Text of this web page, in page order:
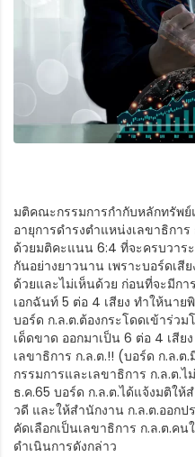
มติคณะกรรมการกำกับหลักทรัพ
อายุการดำรงตำแหน่งเลขาธิกา
ด้วยมติคะแนน 6:4 ที่จะครบวาร
กันอย่างยาวนาน เพราะบอร์ดเสี
ด้วยและไม่เห็นด้วย ก่อนที่จะมีกา
เอกฉันท์ 5 ต่อ 4 เสียง ทำให้นา
บอร์ด ก.ล.ต.ต้องกระโดดเข้าร่ว
เด็ดขาด ออกมาเป็น 6 ต่อ 4 เสีย
เลขาธิการ ก.ล.ต.!! (บอร์ด ก.ล.ต
กรรมการและเลขาธิการ ก.ล.ต.
ธ.ค.65 บอร์ด ก.ล.ต.ได้แจ้งมติให้
วดี และให้สำนักงาน ก.ล.ต.ออกป
คัดเลือกเป็นเลขาธิการ ก.ล.ต.ค
ดำเนินการดังกล่าว